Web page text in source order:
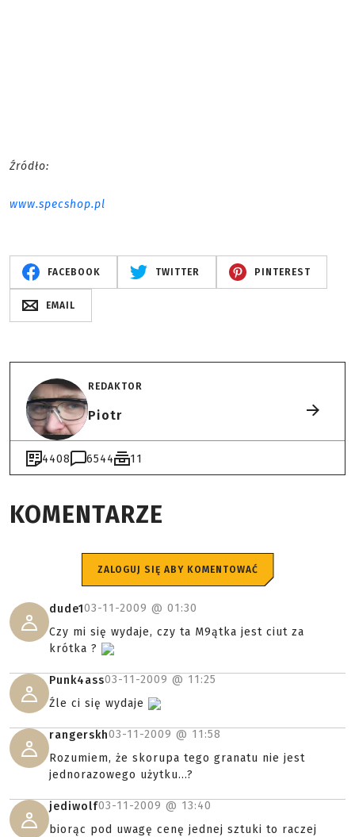
Źródło:
www.specshop.pl
FACEBOOK TWITTER PINTEREST
EMAIL
REDAKTOR
Piotr
4408 6544 11
KOMENTARZE
ZALOGUJ SIĘ ABY KOMENTOWAĆ
dude103-11-2009 @ 01:30
Czy mi się wydaje, czy ta M9ątka jest ciut za
krótka ?
Punk4ass03-11-2009 @ 11:25
Źle ci się wydaje
rangerskh03-11-2009 @ 11:58
Rozumiem, że skorupa tego granatu nie jest
jednorazowego użytku...?
jediwolf03-11-2009 @ 13:40
biorąc pod uwagę cenę jednej sztuki to raczej